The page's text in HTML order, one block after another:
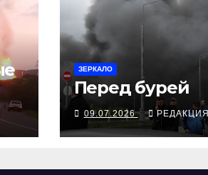
ЗЕРКАЛО
Перед бурей
09.07.2026 РЕДАКЦИЯ